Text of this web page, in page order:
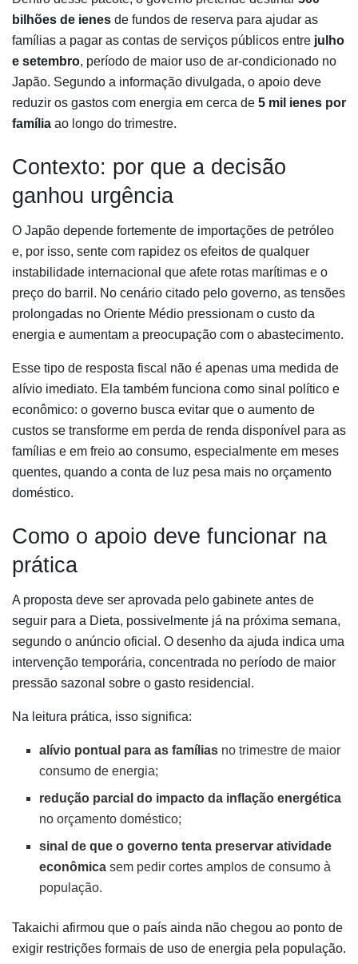
bilhões de ienes de fundos de reserva para ajudar as
famílias a pagar as contas de serviços públicos entre julho
e setembro, período de maior uso de ar-condicionado no
Japão. Segundo a informação divulgada, o apoio deve
reduzir os gastos com energia em cerca de 5 mil ienes por
família ao longo do trimestre.
Contexto: por que a decisão
ganhou urgência
O Japão depende fortemente de importações de petróleo
e, por isso, sente com rapidez os efeitos de qualquer
instabilidade internacional que afete rotas marítimas e o
preço do barril. No cenário citado pelo governo, as tensões
prolongadas no Oriente Médio pressionam o custo da
energia e aumentam a preocupação com o abastecimento.
Esse tipo de resposta fiscal não é apenas uma medida de
alívio imediato. Ela também funciona como sinal político e
econômico: o governo busca evitar que o aumento de
custos se transforme em perda de renda disponível para as
famílias e em freio ao consumo, especialmente em meses
quentes, quando a conta de luz pesa mais no orçamento
doméstico.
Como o apoio deve funcionar na
prática
A proposta deve ser aprovada pelo gabinete antes de
seguir para a Dieta, possivelmente já na próxima semana,
segundo o anúncio oficial. O desenho da ajuda indica uma
intervenção temporária, concentrada no período de maior
pressão sazonal sobre o gasto residencial.
Na leitura prática, isso significa:
alívio pontual para as famílias no trimestre de maior
consumo de energia;
redução parcial do impacto da inflação energética
no orçamento doméstico;
sinal de que o governo tenta preservar atividade
econômica sem pedir cortes amplos de consumo à
população.
Takaichi afirmou que o país ainda não chegou ao ponto de
exigir restrições formais de uso de energia pela população.